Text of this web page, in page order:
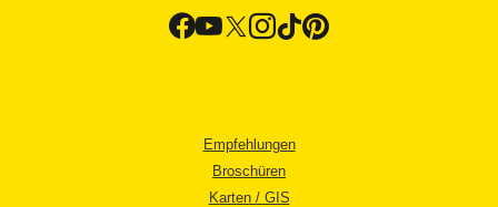
Empfehlungen
Broschüren
Karten / GIS